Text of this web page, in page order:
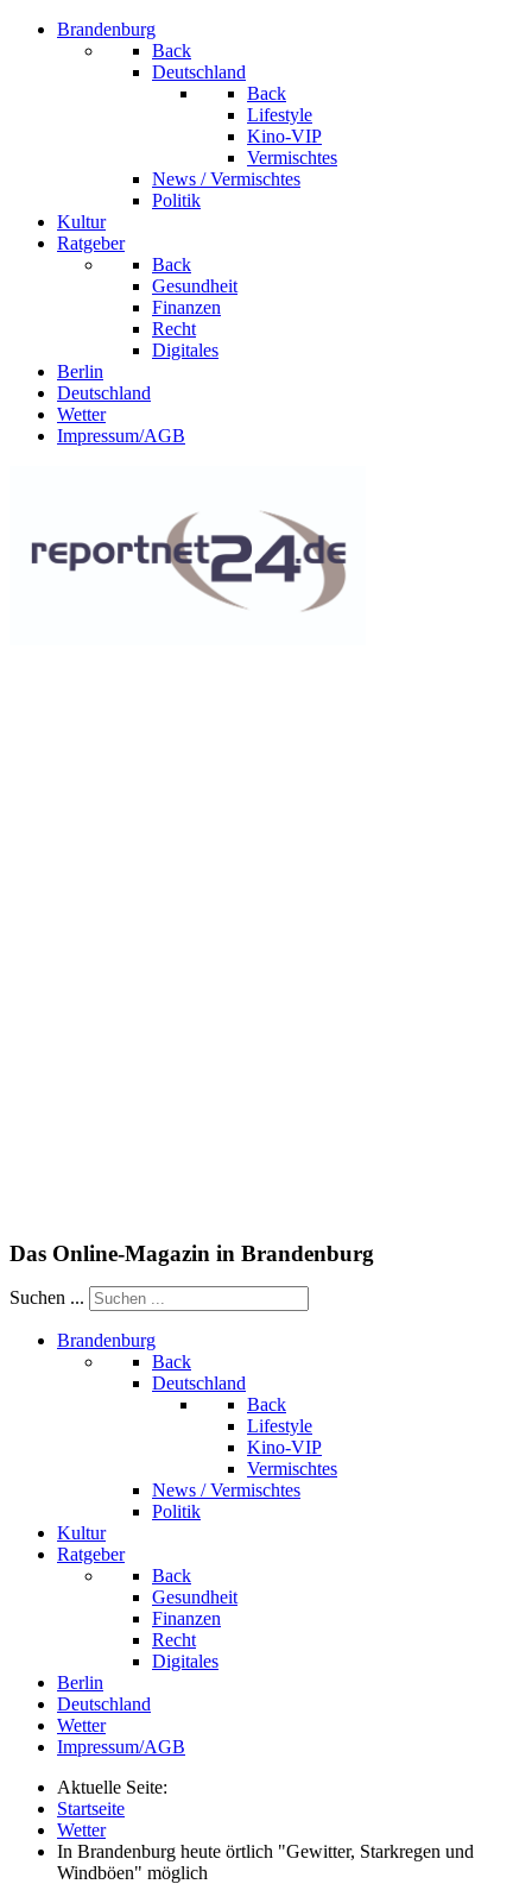
Brandenburg
Back
Deutschland
Back
Lifestyle
Kino-VIP
Vermischtes
News / Vermischtes
Politik
Kultur
Ratgeber
Back
Gesundheit
Finanzen
Recht
Digitales
Berlin
Deutschland
Wetter
Impressum/AGB
Das Online-Magazin in Brandenburg
Suchen ...
Brandenburg
Back
Deutschland
Back
Lifestyle
Kino-VIP
Vermischtes
News / Vermischtes
Politik
Kultur
Ratgeber
Back
Gesundheit
Finanzen
Recht
Digitales
Berlin
Deutschland
Wetter
Impressum/AGB
Aktuelle Seite:
Startseite
Wetter
In Brandenburg heute örtlich "Gewitter, Starkregen und
Windböen" möglich